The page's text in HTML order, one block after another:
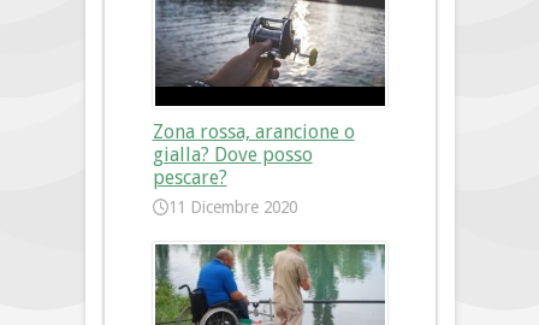
Zona rossa, arancione o
gialla? Dove posso
pescare?
11 Dicembre 2020